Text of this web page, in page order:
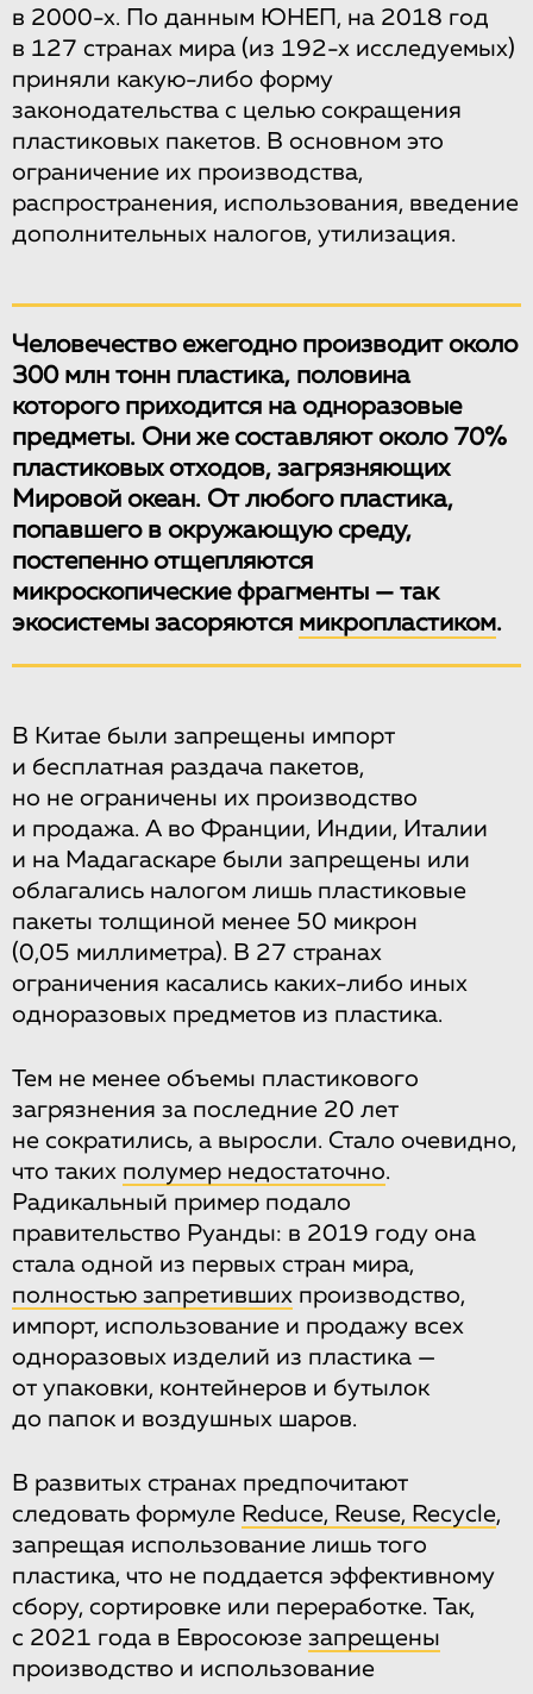
в 2000-х. По данным ЮНЕП, на 2018 год
в 127 странах мира (из 192-х исследуемых)
приняли какую-либо форму
законодательства с целью сокращения
пластиковых пакетов. В основном это
ограничение их производства,
распространения, использования, введение
дополнительных налогов, утилизация.
Человечество ежегодно производит около
300 млн тонн пластика, половина
которого приходится на одноразовые
предметы. Они же составляют около 70%
пластиковых отходов, загрязняющих
Мировой океан. От любого пластика,
попавшего в окружающую среду,
постепенно отщепляются
микроскопические фрагменты — так
экосистемы засоряются микропластиком.
В Китае были запрещены импорт
и бесплатная раздача пакетов,
но не ограничены их производство
и продажа. А во Франции, Индии, Италии
и на Мадагаскаре были запрещены или
облагались налогом лишь пластиковые
пакеты толщиной менее 50 микрон
(0,05 миллиметра). В 27 странах
ограничения касались каких-либо иных
одноразовых предметов из пластика.
Тем не менее объемы пластикового
загрязнения за последние 20 лет
не сократились, а выросли. Стало очевидно,
что таких полумер недостаточно.
Радикальный пример подало
правительство Руанды: в 2019 году она
стала одной из первых стран мира,
полностью запретивших производство,
импорт, использование и продажу всех
одноразовых изделий из пластика —
от упаковки, контейнеров и бутылок
до папок и воздушных шаров.
В развитых странах предпочитают
следовать формуле Reduce, Reuse, Recycle,
запрещая использование лишь того
пластика, что не поддается эффективному
сбору, сортировке или переработке. Так,
с 2021 года в Евросоюзе запрещены
производство и использование